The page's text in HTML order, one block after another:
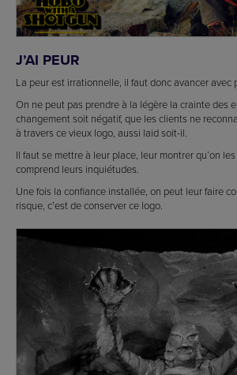
J’AI PEUR
La peur est irrationnelle, il faut donc avancer avec
On ne peut pas prendre à la légère la crainte des
changement soit négatif, que les clients ne
à travers ce vieux logo, aussi laid soit-il.
Il faut se mettre à leur place, leur montrer qu’on
comprend leurs inquiétudes.
Une fois la confiance installée, on peut leur faire
risque, c’est de conserver ce logo.